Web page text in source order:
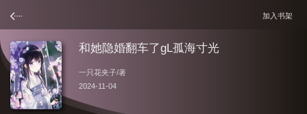
加入书架
和她隐婚翻车了gL孤海寸光
一只花夹子/著
2024-11-04